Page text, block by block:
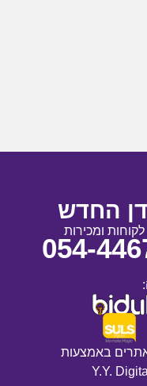
החדש
ומכירות
054-
באמצעות
Y.Y. Digital